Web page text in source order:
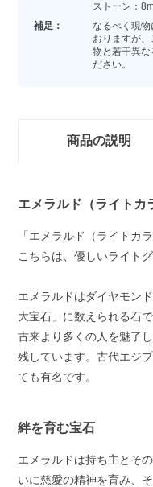
ストーン：
補足：
なるべく現
おりますが
物と若干異な
ださい。
商品の説明
エメラルド（ライトカ
「エメラルド（ライトカ
こちらは、優しいライト
エメラルドはダイヤモン
大宝石」に数えられる石
古来より多くの人を魅了
残しています。古代エジ
ても有名です。
絆を育む宝石
エメラルドは持ち主とそ
いに慈愛の精神を育み、